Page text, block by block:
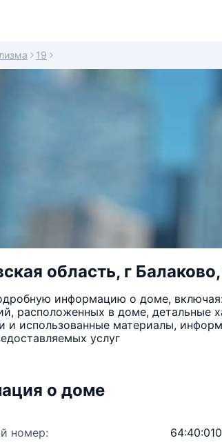
19
область, г
информацию о доме,
расположенных в доме, детальные
и использованные материалы,
услуг
о доме
номер: